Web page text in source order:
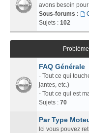
avons besoin
Sous-forums :
Sujets : 102
FAQ Générale
- Tout ce qui
jantes, etc.)
- Tout ce qui est
Sujets : 70
Par Type
Ici vous pouvez